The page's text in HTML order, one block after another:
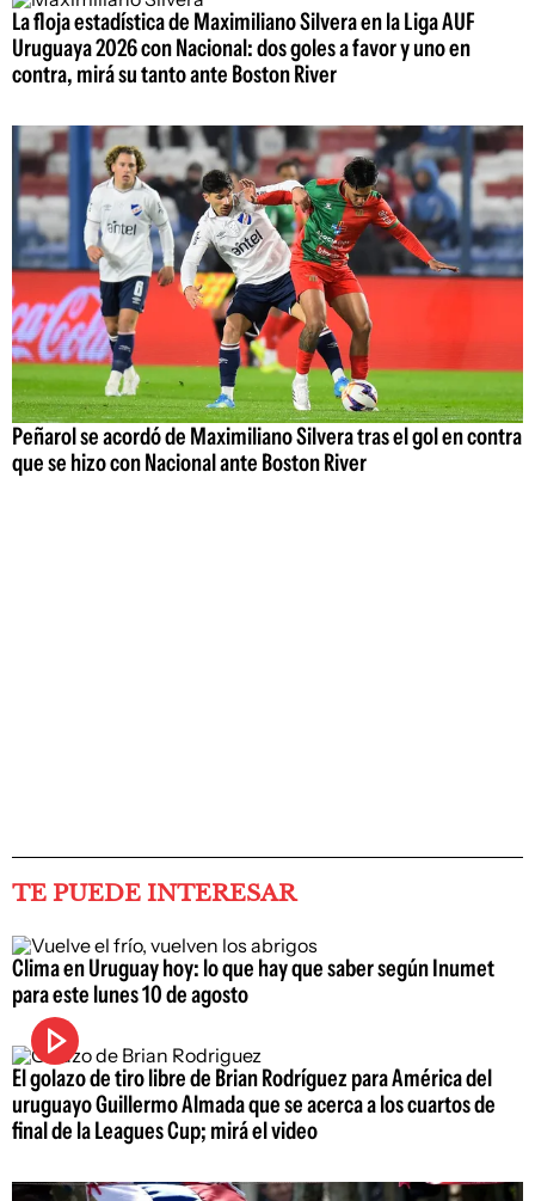
La floja estadística de Maximiliano Silvera en la Liga AUF
Uruguaya 2026 con Nacional: dos goles a favor y uno en
contra, mirá su tanto ante Boston River
Peñarol se acordó de Maximiliano Silvera tras el gol en contra
que se hizo con Nacional ante Boston River
TE PUEDE INTERESAR
Clima en Uruguay hoy: lo que hay que saber según Inumet
para este lunes 10 de agosto
El golazo de tiro libre de Brian Rodríguez para América del
uruguayo Guillermo Almada que se acerca a los cuartos de
final de la Leagues Cup; mirá el video